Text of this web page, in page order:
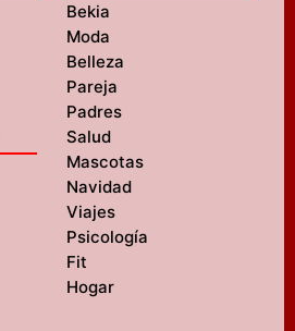
Bekia
Moda
Belleza
Pareja
Padres
Salud
Mascotas
Navidad
Viajes
Psicología
Fit
Hogar